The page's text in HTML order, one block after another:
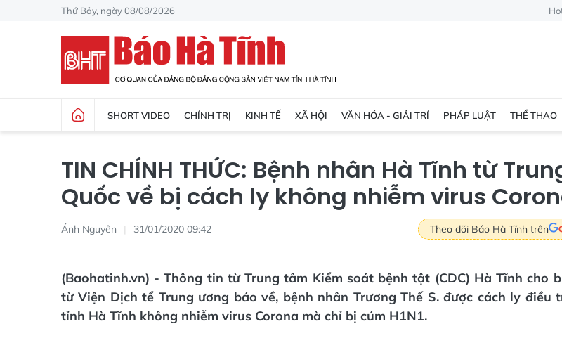
Thứ Bảy, ngày 08/08/2026
SHORT VIDEO CHÍNH TRỊ KINH TẾ XÃ HỘI VĂN HÓA - GIẢI TRÍ PHÁP LUẬT THỂ THAO
TIN CHÍNH THỨC: Bệnh nhân Hà Tĩnh từ
Quốc về bị cách ly không nhiễm virus
Ánh Nguyên 31/01/2020 09:42 Theo dõi Báo Hà Tĩnh trên
(Baohatinh.vn) - Thông tin từ Trung tâm Kiểm soát bệnh tật (CDC) Hà Tĩnh cho
từ Viện Dịch tể Trung ương báo về, bệnh nhân Trương Thế S. được cách ly điều
tỉnh Hà Tĩnh không nhiễm virus Corona mà chỉ bị cúm H1N1.